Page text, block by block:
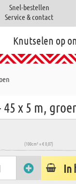
Snel-bestellen
Service & contact
Knutselen op
x 5 m,
(100cm² = € 0,07)
In